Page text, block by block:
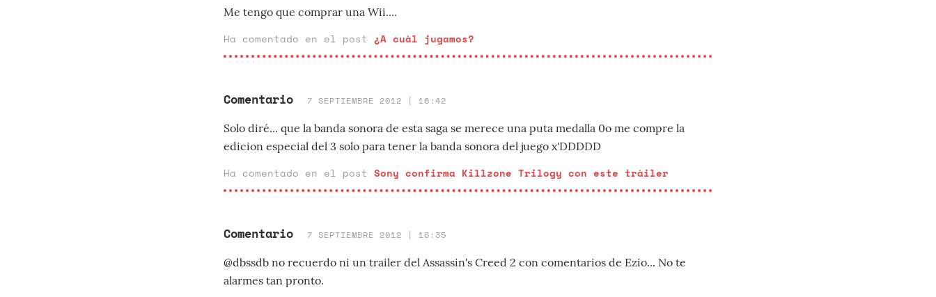
Me tengo que comprar una Wii....
Ha comentado en el post ¿A cuál jugamos?
Comentario 7 SEPTIEMBRE 2012 | 16:42
Solo diré... que la banda sonora de esta saga se merece una puta medalla 0o me compre la
edicion especial del 3 solo para tener la banda sonora del juego x'DDDDD
Ha comentado en el post Sony confirma Killzone Trilogy con este tráiler
Comentario 7 SEPTIEMBRE 2012 | 16:35
@dbssdb no recuerdo ni un trailer del Assassin's Creed 2 con comentarios de Ezio... No te
alarmes tan pronto.